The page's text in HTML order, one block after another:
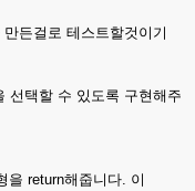
든걸로 테스트할것이기
선택할 수 있도록 구현해주
을 return해줍니다. 이